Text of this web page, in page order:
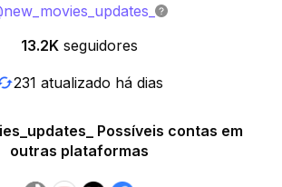
new_movies_updates_
13.2K seguidores
231 atualizado há dias
Possíveis contas em
outras plataformas